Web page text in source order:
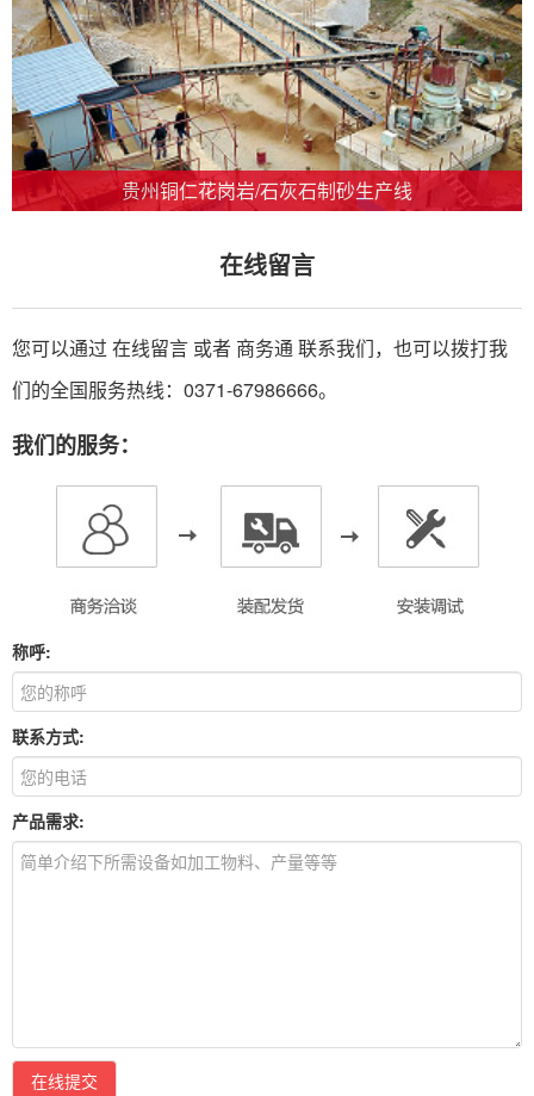
贵州铜仁花岗岩/石灰石制砂生产线
在线留言
您可以通过 在线留言 或者 商务通联系我们，也可以拨打我
们的全国服务热线：0371-67986666。
我们的服务：
称呼:
联系方式:
产品需求:
在线提交